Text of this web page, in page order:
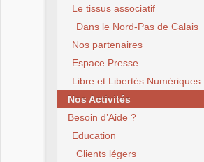
Le tissus associatif
Dans le Nord-Pas de Calais
Nos partenaires
Espace Presse
Libre et Libertés Numériques
Nos Activités
Besoin d’Aide ?
Education
Clients légers